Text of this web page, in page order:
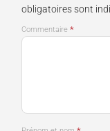
obligatoires sont
Commentaire *